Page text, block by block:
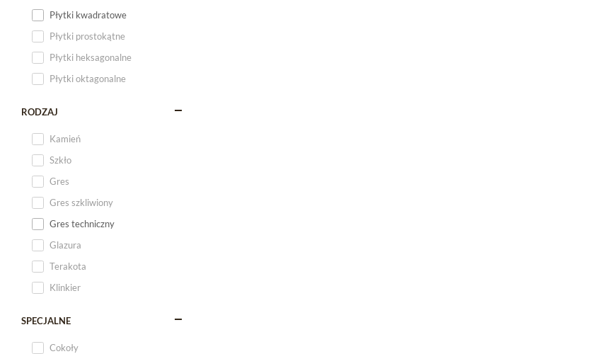
Płytki kwadratowe
Płytki prostokątne
Płytki heksagonalne
Płytki oktagonalne
RODZAJ
Kamień
Szkło
Gres
Gres szkliwiony
Gres techniczny
Glazura
Terakota
Klinkier
SPECJALNE
Cokoły